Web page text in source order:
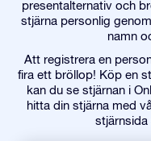
presentalternativ och
stjärna personlig
namn
Att registrera en
fira ett bröllop! Köp en
kan du se stjärnan i
hitta din stjärna med
stjärnsida